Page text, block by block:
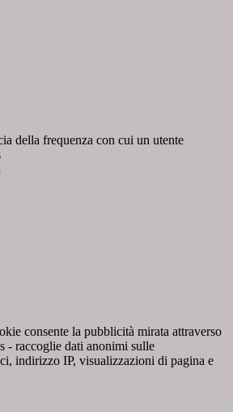
della frequenza con cui un utente
consente la pubblicità mirata attraverso
- raccoglie dati anonimi sulle
indirizzo IP, visualizzazioni di pagina e